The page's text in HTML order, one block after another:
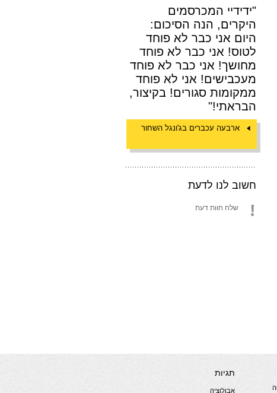
"ידידיי המכרסמים
היקרים, הנה הסיכום:
היום אני כבר לא פוחד
לטוס! אני כבר לא פוחד
מחושך! אני כבר לא פוחד
מעכבישים! אני לא פוחד
ממקומות סגורים! בקיצור,
הבראתי!"
ארבעה עכברים בג'ונגל השחור
חשוב לנו לדעת
שלח חוות דעת
תגיות
אבולוציה